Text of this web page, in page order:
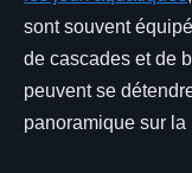
sont souvent
de cascades et de
peuvent se
panoramique sur la